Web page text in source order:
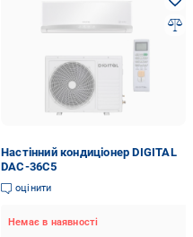
Настінний кондиціонер DIGITAL
DAC-36C5
оцінити
Немає в наявності